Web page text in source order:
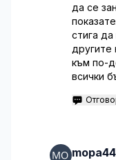
да се
стига
другите
към по-
всички